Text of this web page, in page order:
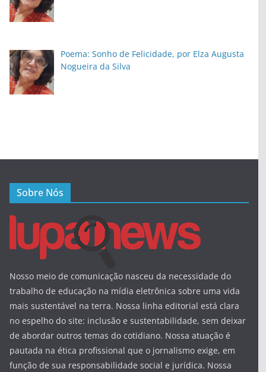
Poema: Sonho de Felicidade, por Elza Augusta
Nogueira da Silva
Sobre Nós
Nosso meio de comunicação nasceu da necessidade do
trabalho de educação na mídia eletrônica sobre uma vida
mais sustentável na terra. Nossa linha editorial está clara
no espelho do site: inclusão e sustentabilidade, sem deixar
de abordar outros temas do cotidiano. Nossa atuação é
pautada na ética profissional que o jornalismo exige, em
função de sua responsabilidade social e jurídica. Nossa